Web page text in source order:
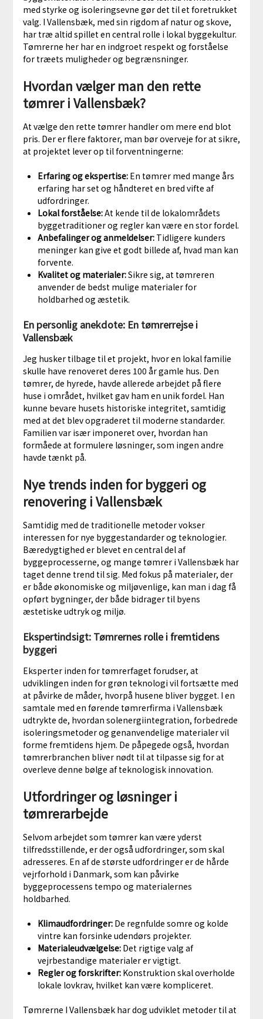
med styrke og isoleringsevne gør det til et foretrukket
valg. I Vallensbæk, med sin rigdom af natur og skove,
har træ altid spillet en central rolle i lokal byggekultur.
Tømrerne her har en indgroet respekt og forståelse
for træets muligheder og begrænsninger.
Hvordan vælger man den rette
tømrer i Vallensbæk?
At vælge den rette tømrer handler om mere end blot
pris. Der er flere faktorer, man bør overveje for at sikre,
at projektet lever op til forventningerne:
Erfaring og ekspertise:En tømrer med mange års
erfaring har set og håndteret en bred vifte af
udfordringer.
Lokal forståelse:At kende til de lokalområdets
byggetraditioner og regler kan være en stor fordel.
Anbefalinger og anmeldelser:Tidligere kunders
meninger kan give et godt billede af, hvad man kan
forvente.
Kvalitet og materialer:Sikre sig, at tømreren
anvender de bedst mulige materialer for
holdbarhed og æstetik.
En personlig anekdote: En tømrerrejse i
Vallensbæk
Jeg husker tilbage til et projekt, hvor en lokal familie
skulle have renoveret deres 100 år gamle hus. Den
tømrer, de hyrede, havde allerede arbejdet på flere
huse i området, hvilket gav ham en unik fordel. Han
kunne bevare husets historiske integritet, samtidig
med at det blev opgraderet til moderne standarder.
Familien var især imponeret over, hvordan han
formåede at formulere løsninger, som ingen andre
havde tænkt på.
Nye trends inden for byggeri og
renovering i Vallensbæk
Samtidig med de traditionelle metoder vokser
interessen for nye byggestandarder og teknologier.
Bæredygtighed er blevet en central del af
byggeprocesserne, og mange tømrer i Vallensbæk har
taget denne trend til sig. Med fokus på materialer, der
er både økonomiske og miljøvenlige, kan man i dag få
opført bygninger, der både bidrager til byens
æstetiske udtryk og miljø.
Ekspertindsigt: Tømrernes rolle i fremtidens
byggeri
Eksperter inden for tømrerfaget forudser, at
udviklingen inden for grøn teknologi vil fortsætte med
at påvirke de måder, hvorpå husene bliver bygget. I en
samtale med en førende tømrerfirma i Vallensbæk
udtrykte de, hvordan solenergiintegration, forbedrede
isoleringsmetoder og genanvendelige materialer vil
forme fremtidens hjem. De påpegede også, hvordan
tømrerbranchen bliver nødt til at tilpasse sig for at
overleve denne bølge af teknologisk innovation.
Utfordringer og løsninger i
tømrerarbejde
Selvom arbejdet som tømrer kan være yderst
tilfredsstillende, er der også udfordringer, som skal
adresseres. En af de største udfordringer er de hårde
vejrforhold i Danmark, som kan påvirke
byggeprocessens tempo og materialernes
holdbarhed.
Klimaudfordringer:De regnfulde somre og kolde
vintre kan forsinke udendørs projekter.
Materialeudvælgelse:Det rigtige valg af
vejrbestandige materialer er vigtigt.
Regler og forskrifter:Konstruktion skal overholde
lokale lovkrav, hvilket kan være kompliceret.
Tømrerne I Vallensbæk har dog udviklet metoder til at